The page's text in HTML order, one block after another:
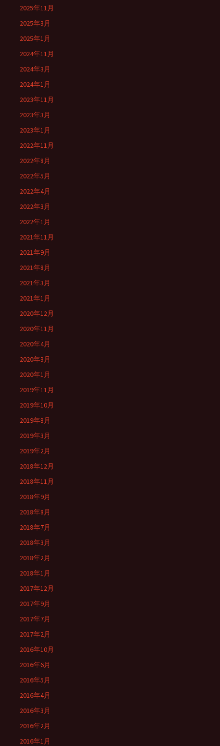
2025年11月
2025年3月
2025年1月
2024年11月
2024年3月
2024年1月
2023年11月
2023年3月
2023年1月
2022年11月
2022年8月
2022年5月
2022年4月
2022年3月
2022年1月
2021年11月
2021年9月
2021年8月
2021年3月
2021年1月
2020年12月
2020年11月
2020年4月
2020年3月
2020年1月
2019年11月
2019年10月
2019年8月
2019年3月
2019年2月
2018年12月
2018年11月
2018年9月
2018年8月
2018年7月
2018年3月
2018年2月
2018年1月
2017年12月
2017年9月
2017年7月
2017年2月
2016年10月
2016年6月
2016年5月
2016年4月
2016年3月
2016年2月
2016年1月